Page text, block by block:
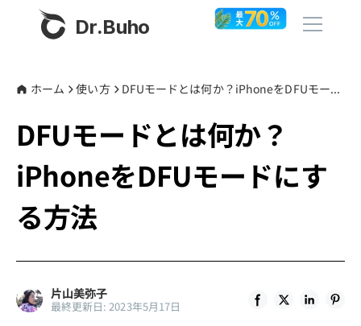
Dr.Buho
製品
BuhoCleaner
BuhoRepair
BuhoLaunchpad
ストア
その他
ホーム 使い方 DFUモードとは何か？iPhoneをDFUモードにする方法
DFUモードとは何か？
iPhoneをDFUモードにす
る方法
片山美弥子
最終更新日: 2023年5月17日